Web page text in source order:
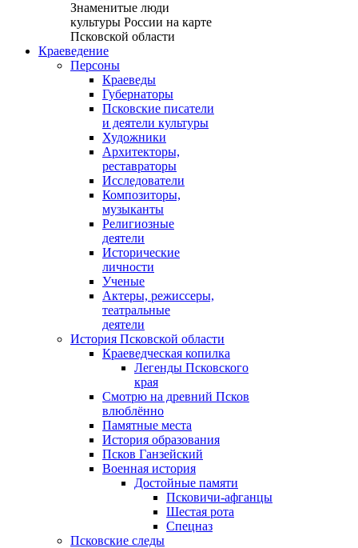
Знаменитые люди
культуры России на карте
Псковской области
Краеведение
Персоны
Краеведы
Губернаторы
Псковские писатели
и деятели культуры
Художники
Архитекторы,
реставраторы
Исследователи
Композиторы,
музыканты
Религиозные
деятели
Исторические
личности
Ученые
Актеры, режиссеры,
театральные
деятели
История Псковской области
Краеведческая копилка
Легенды Псковского
края
Смотрю на древний Псков
влюблённо
Памятные места
История образования
Псков Ганзейский
Военная история
Достойные памяти
Псковичи-афганцы
Шестая рота
Спецназ
Псковские следы